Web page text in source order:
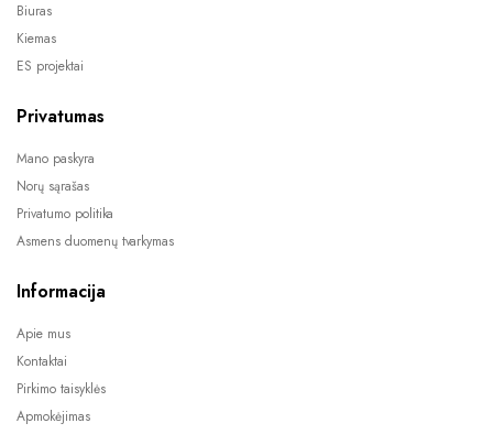
Biuras
Kiemas
ES projektai
Privatumas
Mano paskyra
Norų sąrašas
Privatumo politika
Asmens duomenų tvarkymas
Informacija
Apie mus
Kontaktai
Pirkimo taisyklės
Apmokėjimas